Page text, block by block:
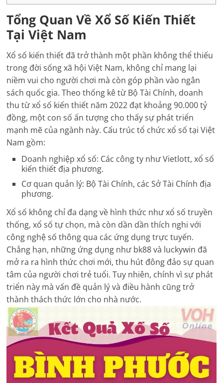
Tổng Quan Về Xổ Số Kiến Thiết
Tại Việt Nam
Xổ số kiến thiết đã trở thành một phần không thể thiếu
trong đời sống xã hội Việt Nam, không chỉ mang lại
niềm vui cho người chơi mà còn góp phần vào ngân
sách quốc gia. Theo thống kê từ Bộ Tài Chính, doanh
thu từ xổ số kiến thiết năm 2022 đạt khoảng 90.000 tỷ
đồng, một con số ấn tượng cho thấy sự phát triển
mạnh mẽ của ngành này. Cấu trúc tổ chức xổ số tại Việt
Nam gồm:
Doanh nghiệp xổ số: Các công ty như Vietlott, xổ số
kiến thiết địa phương.
Cơ quan quản lý: Bộ Tài Chính, các Sở Tài Chính địa
phương.
Xổ số không chỉ đa dạng về hình thức như xổ số truyền
thống, xổ số tự chọn, mà còn dần dần thích nghi với
công nghệ số thông qua các ứng dụng trực tuyến.
Chẳng hạn, những ứng dụng như bk88 và luckywin đã
mở ra ra hình thức chơi mới, thu hút đông đảo sự quan
tâm của người chơi trẻ tuổi. Tuy nhiên, chính vì sự phát
triển này mà vấn đề quản lý và điều hành cũng trở
thành thách thức lớn cho nhà nước.